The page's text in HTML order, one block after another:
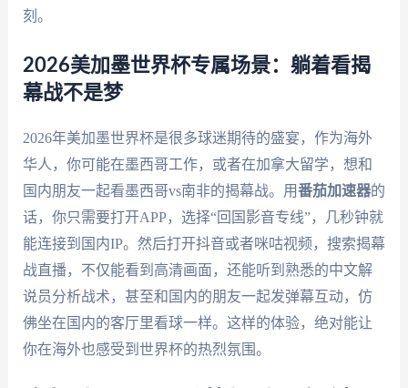
刻。
2026美加墨世界杯专属场景：躺着看揭
幕战不是梦
2026年美加墨世界杯是很多球迷期待的盛宴，作为海外
华人，你可能在墨西哥工作，或者在加拿大留学，想和
国内朋友一起看墨西哥vs南非的揭幕战。用番茄加速器的
话，你只需要打开APP，选择“回国影音专线”，几秒钟就
能连接到国内IP。然后打开抖音或者咪咕视频，搜索揭幕
战直播，不仅能看到高清画面，还能听到熟悉的中文解
说员分析战术，甚至和国内的朋友一起发弹幕互动，仿
佛坐在国内的客厅里看球一样。这样的体验，绝对能让
你在海外也感受到世界杯的热烈氛围。